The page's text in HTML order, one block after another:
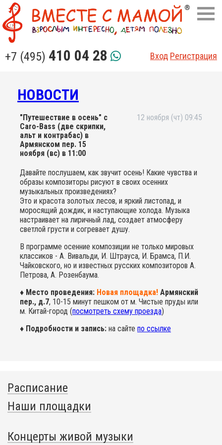
+7 (495) 410 04 28 Вход Регистрация
НОВОСТИ
"Путешествие в осень" с
Caro-Bass (две скрипки,
альт и контрабас) в
Армянском пер. 15
ноября (вс) в 11:00
12 ноября (чт) 09:45
Давайте послушаем, как звучит осень! Какие чувства и
образы композиторы рисуют в своих осенних
музыкальных произведениях?
Это и красота золотых лесов, и яркий листопад, и
моросящий дождик, и наступающие холода. Музыка
настраивает на лиричный лад, создает атмосферу
светлой грусти и согревает душу.
В программе осенние композиции не только мировых
классиков - А. Вивальди, И. Штрауса, И. Брамса, П.И.
Чайковского, но и известных русских композиторов А.
Петрова, А. Розенбаума.
♦ Место проведения: Новая площадка! Армянский
пер., д.7, 10-15 минут пешком от м. Чистые пруды или
м. Китай-город (посмотреть схему проезда)
♦ Подробности и запись: на сайте по ссылке
Расписание
Наши площадки
Концерты живой музыки